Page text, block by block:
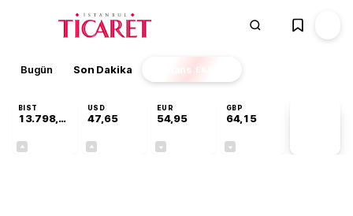
Bugün Son Dakika Finans EKSTRA
BIST
13.798,82
USD
47,65
EUR
54,95
GBP
64,15